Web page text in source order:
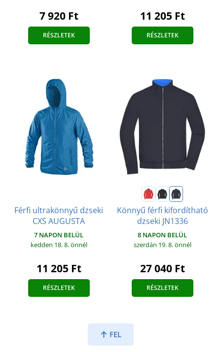
7 920 Ft
RÉSZLETEK
11 205 Ft
RÉSZLETEK
Férfi ultrakönnyű dzseki
CXS AUGUSTA
7 NAPON BELÜL
kedden 18. 8.önnél
11 205 Ft
RÉSZLETEK
Könnyű férfi kifordítható
dzseki JN1336
8 NAPON BELÜL
szerdán 19. 8.önnél
27 040 Ft
RÉSZLETEK
FEL